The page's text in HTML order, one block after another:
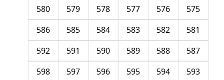
575
576
577
578
579
580
581
582
583
584
585
586
587
588
589
590
591
592
593
594
595
596
597
598